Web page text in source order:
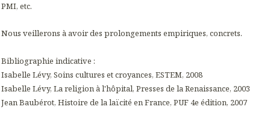
PMI, etc.
Nous veillerons à avoir des prolongements empiriques, concrets.
Bibliographie indicative :
Isabelle Lévy, Soins cultures et croyances, ESTEM, 2008
Isabelle Lévy, La religion à l'hôpital, Presses de la Renaissance, 2003
Jean Baubérot, Histoire de la laïcité en France, PUF 4e édition, 2007